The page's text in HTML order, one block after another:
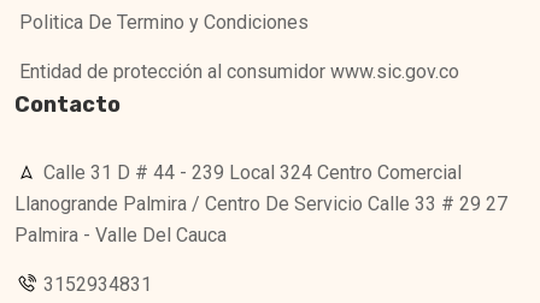
Politica De Termino y Condiciones
Entidad de protección al consumidor www.sic.gov.co
Contacto
Calle 31 D # 44 - 239 Local 324 Centro Comercial
Llanogrande Palmira / Centro De Servicio Calle 33 # 29 27
Palmira - Valle Del Cauca
3152934831